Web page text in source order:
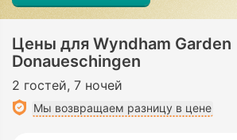
Цены для Wyndham Garden
Donaueschingen
2 гостей 7 ночей
Мы возвращаем разницу в цене